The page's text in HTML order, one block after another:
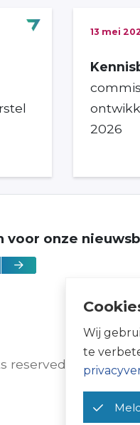
13 mei
2026
voor onze
reserved
Wij
te